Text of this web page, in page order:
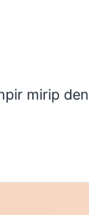
mirip